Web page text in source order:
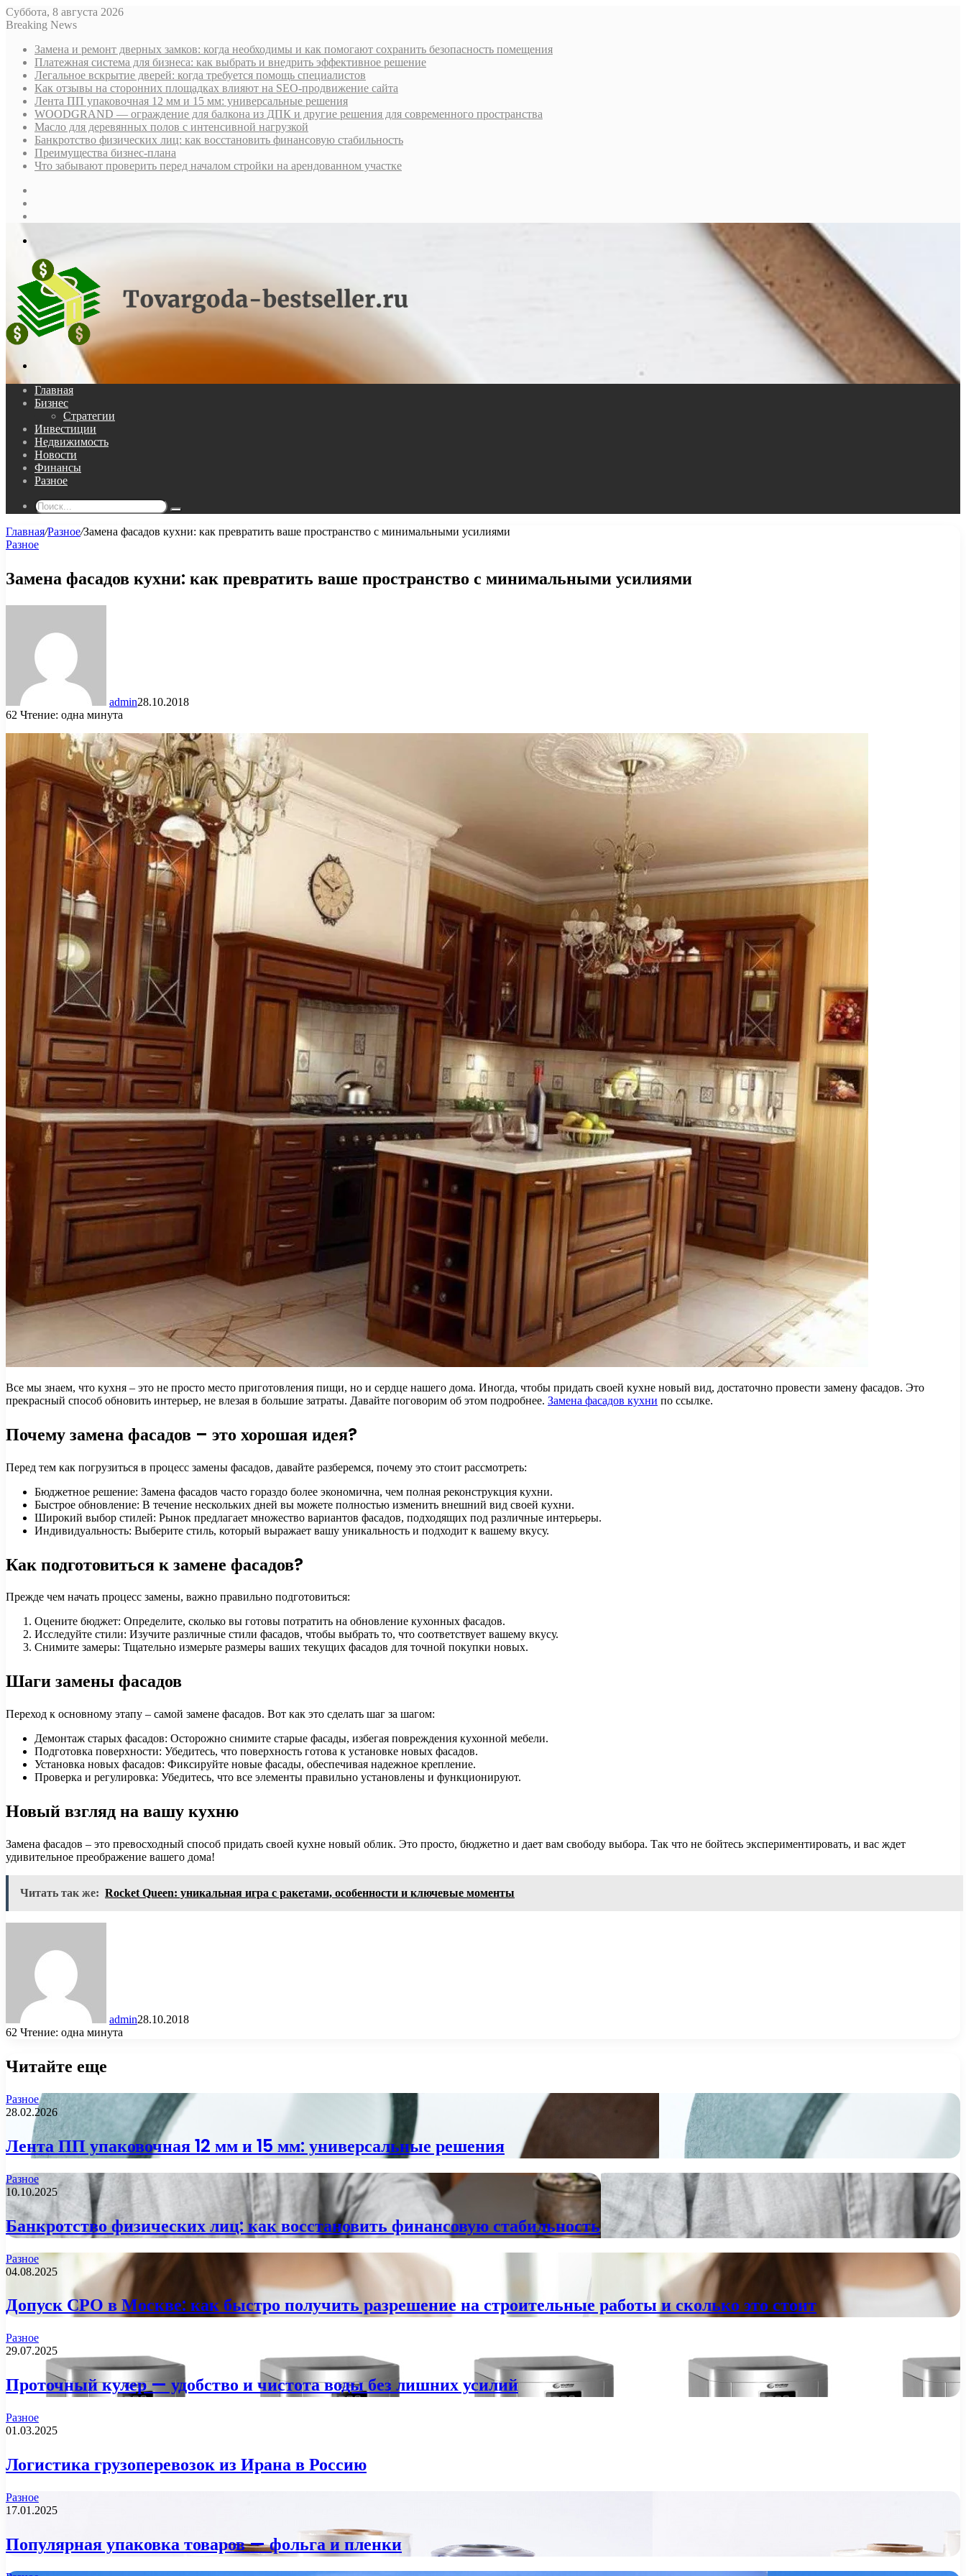
Суббота, 8 августа 2026
Breaking News
Замена и ремонт дверных замков: когда необходимы и как помогают сохранить безопасность помещения
Платежная система для бизнеса: как выбрать и внедрить эффективное решение
Легальное вскрытие дверей: когда требуется помощь специалистов
Как отзывы на сторонних площадках влияют на SEO-продвижение сайта
Лента ПП упаковочная 12 мм и 15 мм: универсальные решения
WOODGRAND — ограждение для балкона из ДПК и другие решения для современного пространства
Масло для деревянных полов с интенсивной нагрузкой
Банкротство физических лиц: как восстановить финансовую стабильность
Преимущества бизнес-плана
Что забывают проверить перед началом стройки на арендованном участке
Главная
Бизнес
Стратегии
Инвестиции
Недвижимость
Новости
Финансы
Разное
Поиск...
Главная/Разное/Замена фасадов кухни: как превратить ваше пространство с минимальными усилиями
Разное
Замена фасадов кухни: как превратить ваше пространство с минимальными усилиями
admin28.10.2018
62 Чтение: одна минута
Все мы знаем, что кухня – это не просто место приготовления пищи, но и сердце нашего дома. Иногда, чтобы придать своей кухне новый вид, достаточно провести замену фасадов. Это
прекрасный способ обновить интерьер, не влезая в большие затраты. Давайте поговорим об этом подробнее. Замена фасадов кухни по ссылке.
Почему замена фасадов – это хорошая идея?
Перед тем как погрузиться в процесс замены фасадов, давайте разберемся, почему это стоит рассмотреть:
Бюджетное решение: Замена фасадов часто гораздо более экономична, чем полная реконструкция кухни.
Быстрое обновление: В течение нескольких дней вы можете полностью изменить внешний вид своей кухни.
Широкий выбор стилей: Рынок предлагает множество вариантов фасадов, подходящих под различные интерьеры.
Индивидуальность: Выберите стиль, который выражает вашу уникальность и подходит к вашему вкусу.
Как подготовиться к замене фасадов?
Прежде чем начать процесс замены, важно правильно подготовиться:
Оцените бюджет: Определите, сколько вы готовы потратить на обновление кухонных фасадов.
Исследуйте стили: Изучите различные стили фасадов, чтобы выбрать то, что соответствует вашему вкусу.
Снимите замеры: Тщательно измерьте размеры ваших текущих фасадов для точной покупки новых.
Шаги замены фасадов
Переход к основному этапу – самой замене фасадов. Вот как это сделать шаг за шагом:
Демонтаж старых фасадов: Осторожно снимите старые фасады, избегая повреждения кухонной мебели.
Подготовка поверхности: Убедитесь, что поверхность готова к установке новых фасадов.
Установка новых фасадов: Фиксируйте новые фасады, обеспечивая надежное крепление.
Проверка и регулировка: Убедитесь, что все элементы правильно установлены и функционируют.
Новый взгляд на вашу кухню
Замена фасадов – это превосходный способ придать своей кухне новый облик. Это просто, бюджетно и дает вам свободу выбора. Так что не бойтесь экспериментировать, и вас ждет
удивительное преображение вашего дома!
Читать так же: Rocket Queen: уникальная игра с ракетами, особенности и ключевые моменты
admin28.10.2018
62 Чтение: одна минута
Читайте еще
Разное
28.02.2026
Лента ПП упаковочная 12 мм и 15 мм: универсальные решения
Разное
10.10.2025
Банкротство физических лиц: как восстановить финансовую стабильность
Разное
04.08.2025
Допуск СРО в Москве: как быстро получить разрешение на строительные работы и сколько это стоит
Разное
29.07.2025
Проточный кулер — удобство и чистота воды без лишних усилий
Разное
01.03.2025
Логистика грузоперевозок из Ирана в Россию
Разное
17.01.2025
Популярная упаковка товаров — фольга и пленки